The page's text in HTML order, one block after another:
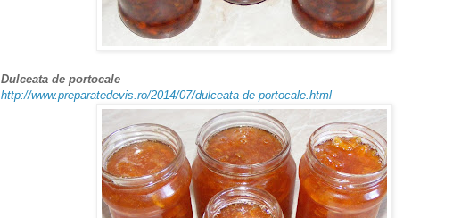
Dulceata de portocale
http://www.preparatedevis.ro/2014/07/dulceata-de-portocale.html